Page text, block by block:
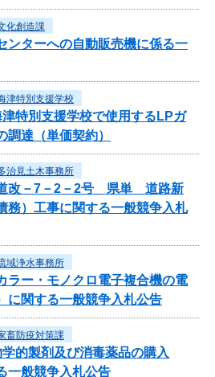
化創造課
ンターへの自動販売機に係る一
津特別支援学校
特別支援学校で使用するLPガ
調達（単価契約）
治見土木事務所
道改－7－2－2号 県単 道路新
務）工事に関する一般競争入札
域浄水事務所
ラー・モノクロ電子複合機の電
に関する一般競争入札公告
畜防疫対策課
的製剤及び消毒薬品の購入
一般競争入札公告